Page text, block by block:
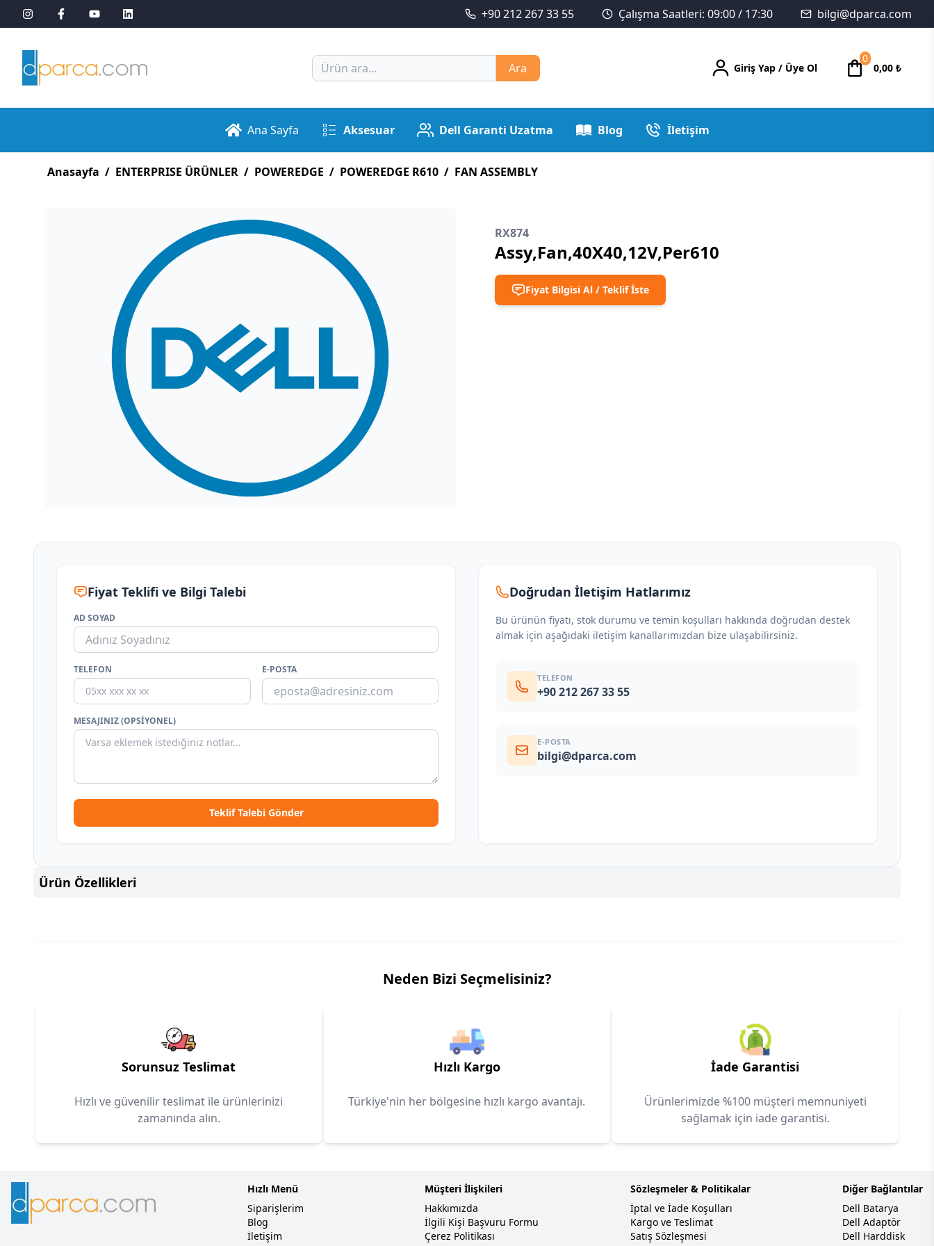
+90 212 267 33 55 Çalışma Saatleri: 09:00 / 17:30 bilgi@dparca.com
Ara Giriş Yap / Üye Ol
0
0,00 ₺
Ana Sayfa Aksesuar Dell Garanti Uzatma Blog İletişim
Anasayfa / ENTERPRISE ÜRÜNLER / POWEREDGE / POWEREDGE R610 / FAN ASSEMBLY
RX874
Assy,Fan,40X40,12V,Per610
Fiyat Bilgisi Al / Teklif İste
Fiyat Teklifi ve Bilgi Talebi
AD SOYAD
TELEFON E-POSTA
MESAJINIZ (OPSIYONEL)
Teklif Talebi Gönder
Doğrudan İletişim Hatlarımız
Bu ürünün fiyatı, stok durumu ve temin koşulları hakkında doğrudan destek
almak için aşağıdaki iletişim kanallarımızdan bize ulaşabilirsiniz.
TELEFON
+90 212 267 33 55
E-POSTA
bilgi@dparca.com
Ürün Özellikleri
Neden Bizi Seçmelisiniz?
Sorunsuz Teslimat
Hızlı ve güvenilir teslimat ile ürünlerinizi
zamanında alın.
Hızlı Kargo
Türkiye'nin her bölgesine hızlı kargo avantajı.
İade Garantisi
Ürünlerimizde %100 müşteri memnuniyeti
sağlamak için iade garantisi.
Hızlı Menü
Siparişlerim
Blog
İletişim
Müşteri İlişkileri
Hakkımızda
İlgili Kişi Başvuru Formu
Çerez Politikası
Sözleşmeler & Politikalar
İptal ve İade Koşulları
Kargo ve Teslimat
Satış Sözleşmesi
Diğer Bağlantılar
Dell Batarya
Dell Adaptör
Dell Harddisk